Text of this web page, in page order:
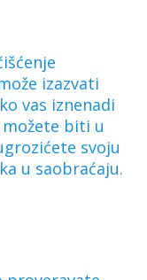
izazvati
vas iznenadi
možete biti u
svoju
u saobraćaju.